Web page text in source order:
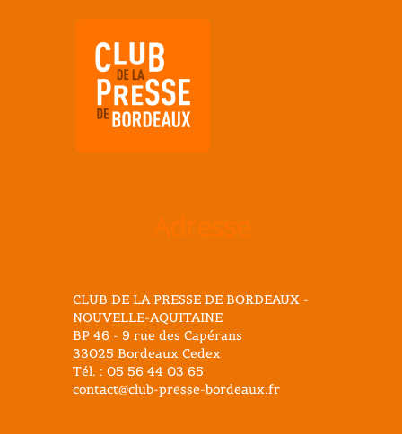
CLUB DE LA PRESSE DE BORDEAUX -
NOUVELLE-AQUITAINE
BP 46 - 9 rue des Capérans
33025 Bordeaux Cedex
Tél. : 05 56 44 03 65
contact@club-presse-bordeaux.fr